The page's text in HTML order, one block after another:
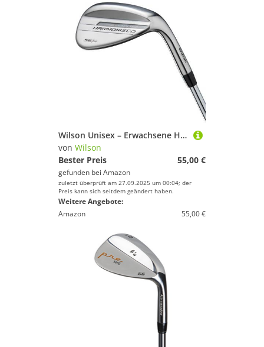
Wilson Unisex – Erwachsene HARMONIZED 56 LH Wedge Steel, Silber/Schwarz, Keine Größe
von Wilson
Bester Preis
55,00 €
gefunden bei Amazon
zuletzt überprüft am 27.09.2025 um 00:04; der
Preis kann sich seitdem geändert haben.
Weitere Angebote:
Amazon
55,00 €